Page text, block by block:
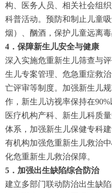
构、医务人员、相关社会组
科普活动。预防和制止儿童
烟）、酗酒，保护儿童远离毒
4．保障新生儿安全与健康
深入实施危重新生儿筛查与
生儿专案管理、危急重症救
亡评审等制度。加强新生儿
作，新生儿访视率保持在
医疗机构产科、新生儿科质
体系，加强新生儿保健专科
有机构加强危重新生儿救治
化危重新生儿救治保障。
5．加强出生缺陷综合防治
建立多部门联动防治出生缺